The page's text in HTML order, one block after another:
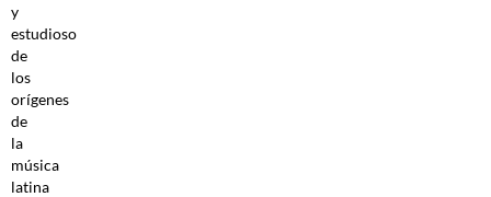
y
estudioso
de
los
orígenes
de
la
música
latina